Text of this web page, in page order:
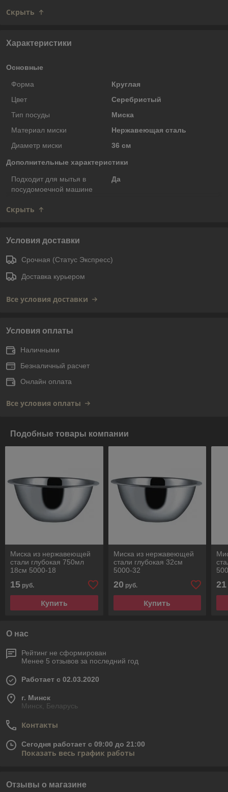
Скрыть
Характеристики
Основные
Форма
Круглая
Цвет
Серебристый
Тип посуды
Миска
Материал миски
Нержавеющая сталь
Диаметр миски
36 см
Дополнительные характеристики
Подходит для мытья в
посудомоечной машине
Да
Скрыть
Условия доставки
Срочная (Статус Экспресс)
Доставка курьером
Все условия доставки
Условия оплаты
Наличными
Безналичный расчет
Онлайн оплата
Все условия оплаты
Подобные товары компании
Миска из нержавеющей
стали глубокая 750мл
18см 5000-18
15 руб.
Купить
Миска из нержавеющей
стали глубокая 32см
5000-32
20 руб.
Купить
21
О нас
Рейтинг не сформирован
Менее 5 отзывов за последний год
Работает с 02.03.2020
г. Минск
Минск, Беларусь
Контакты
Сегодня работает с 09:00 до 21:00
Показать весь график работы
Отзывы о магазине